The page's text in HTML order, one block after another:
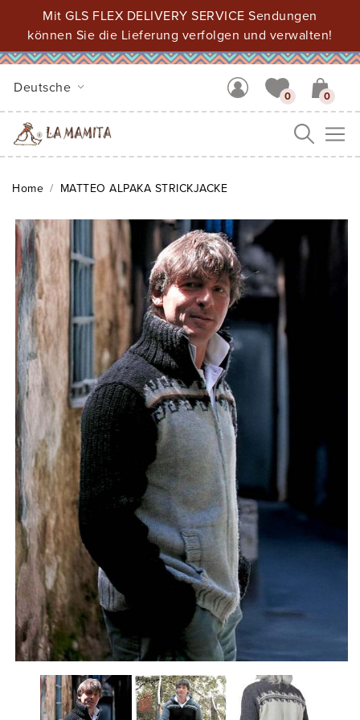
Mit GLS FLEX DELIVERY SERVICE Sendungen
können Sie die Lieferung verfolgen und verwalten!
Deutsche
0 0
Home MATTEO ALPAKA STRICKJACKE